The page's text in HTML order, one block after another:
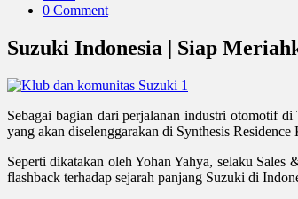
0 Comment
Suzuki Indonesia | Siap
Sebagai bagian dari perjalanan industri otomotif
yang akan diselenggarakan di Synthesis
Seperti dikatakan oleh Yohan Yahya, selaku
flashback terhadap sejarah panjang Suzuki di